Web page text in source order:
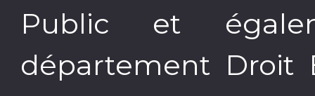
Public et
département Droit